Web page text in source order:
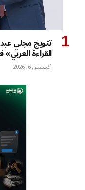
تتويج مجلي
القراءة
أغسطس 6, 2026